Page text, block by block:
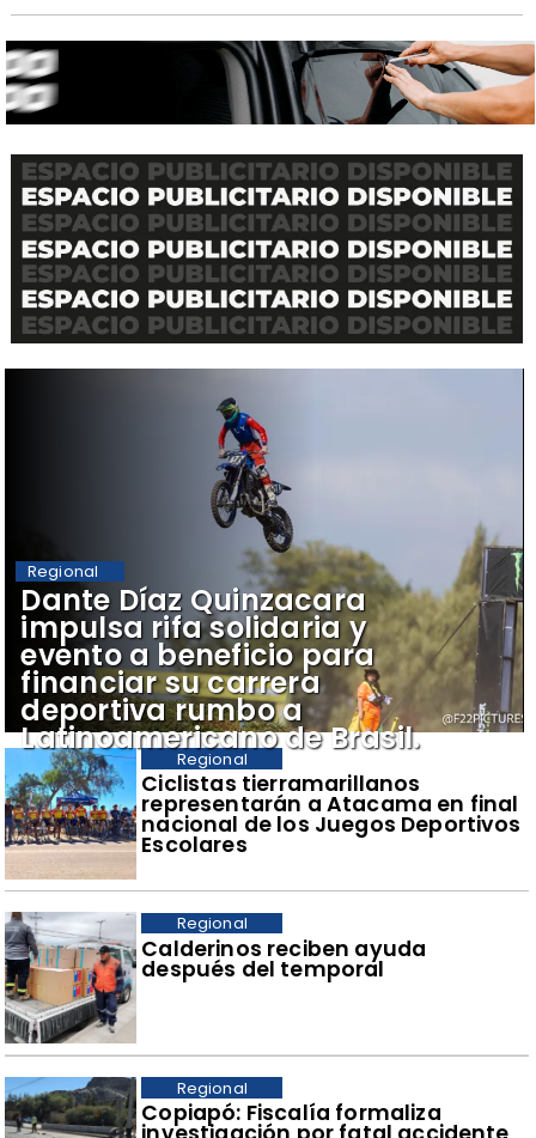
​Ciclistas tierramarillanos
representarán a Atacama en final
nacional de los Juegos Deportivos
Escolares
Regional
​Calderinos reciben ayuda
después del temporal
Regional
​Copiapó: Fiscalía formaliza
Regional
Dante Díaz Quinzacara
impulsa rifa solidaria y
evento a beneficio para
financiar su carrera
deportiva rumbo a
Latinoamericano de Brasil.
Regional